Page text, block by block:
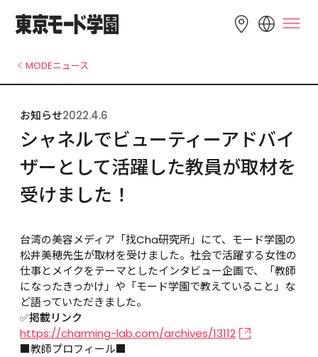
English 简体中文 繁體中文
한국어 Tiếng Việt
Indonesia
MODEニュース
お知らせ2022.4.6
シャネルでビューティーアドバイ
ザーとして活躍した教員が取材を
受けました！
台湾の美容メディア「找Cha研究所」にて、モード学園の
松井美穂先生が取材を受けました。社会で活躍する女性の
仕事とメイクをテーマとしたインタビュー企画で、「教師
になったきっかけ」や「モード学園で教えていること」な
ど語っていただきました。
✅掲載リンク
https://charming-lab.com/archives/13112
■教師プロフィール■